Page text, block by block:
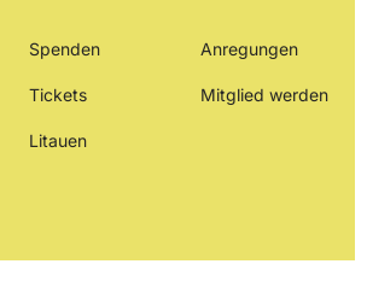
Spenden
Tickets
Litauen
Anregungen
Mitglied werden